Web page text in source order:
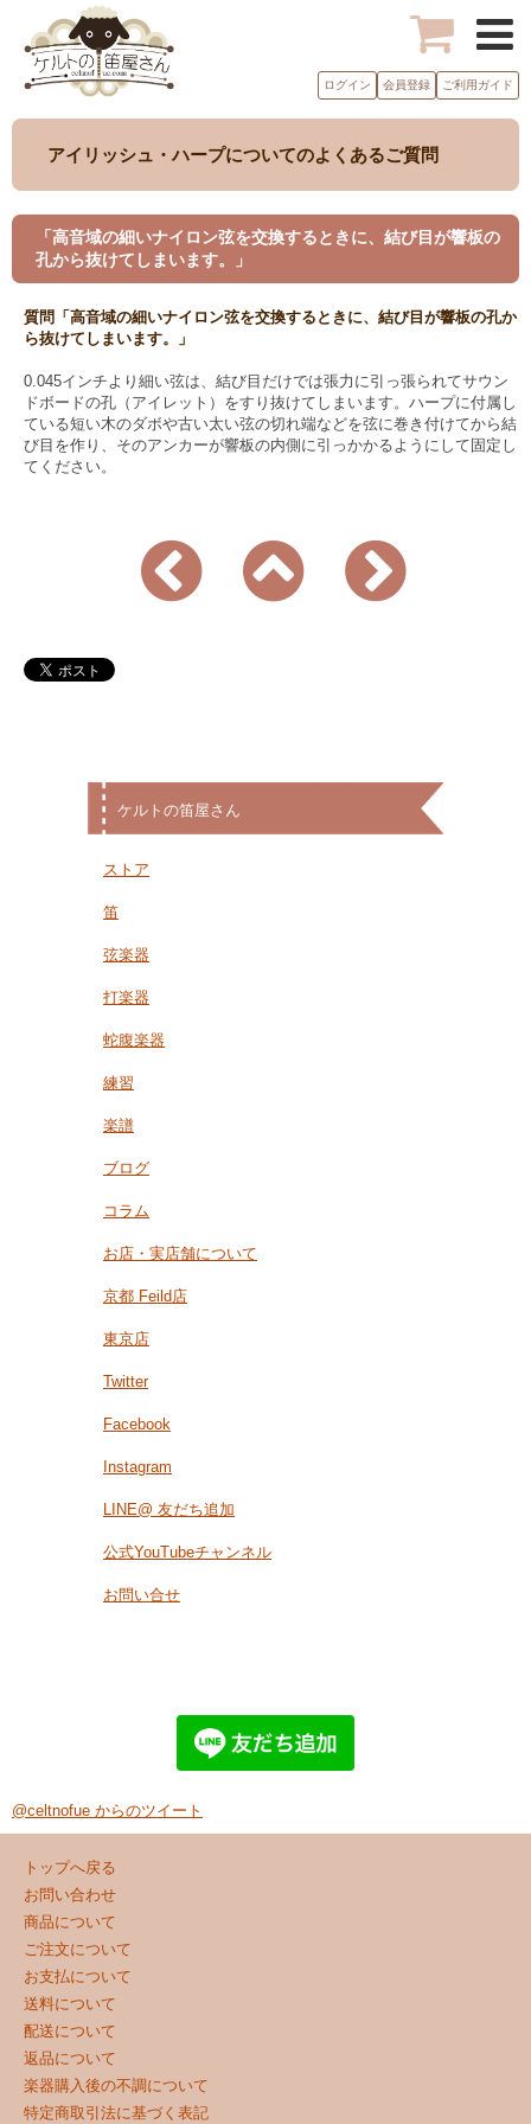
ログイン 会員登録 ご利用ガイド
アイリッシュ・ハープについてのよくあるご質問
「高音域の細いナイロン弦を交換するときに、結び目が響板の
孔から抜けてしまいます。」
質問「高音域の細いナイロン弦を交換するときに、結び目が響板の孔か
ら抜けてしまいます。」
0.045インチより細い弦は、結び目だけでは張力に引っ張られてサウン
ドボードの孔（アイレット）をすり抜けてしまいます。ハープに付属し
ている短い木のダボや古い太い弦の切れ端などを弦に巻き付けてから結
び目を作り、そのアンカーが響板の内側に引っかかるようにして固定し
てください。
ケルトの笛屋さん
ストア
笛
弦楽器
打楽器
蛇腹楽器
練習
楽譜
ブログ
コラム
お店・実店舗について
京都 Feild店
東京店
Twitter
Facebook
Instagram
LINE@ 友だち追加
公式YouTubeチャンネル
お問い合せ
@celtnofue からのツイート
トップへ戻る
お問い合わせ
商品について
ご注文について
お支払について
送料について
配送について
返品について
楽器購入後の不調について
特定商取引法に基づく表記